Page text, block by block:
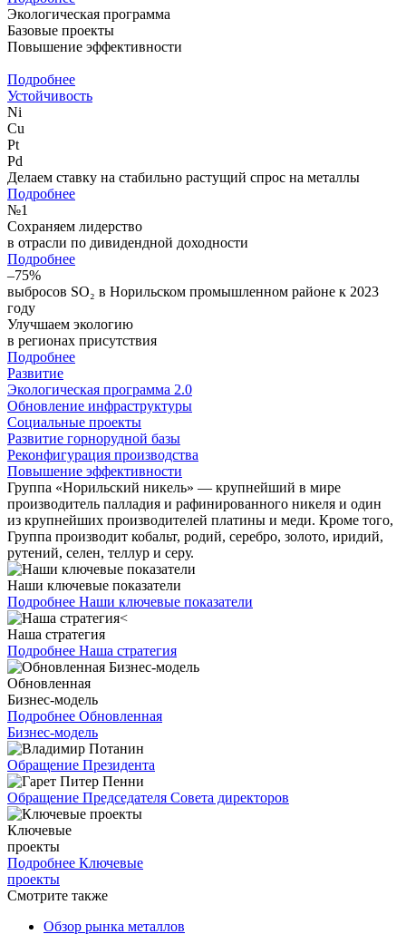
Экологическая программа
Базовые проекты
Повышение эффективности
Подробнее
Устойчивость
Ni
Cu
Pt
Pd
Делаем ставку на стабильно растущий спрос на металлы
Подробнее
№1
Сохраняем лидерство
в отрасли по дивидендной доходности
Подробнее
–75%
выбросов SO₂ в Норильском промышленном районе к 2023
году
Улучшаем экологию
в регионах присутствия
Подробнее
Развитие
Экологическая программа 2.0
Обновление инфраструктуры
Социальные проекты
Развитие горнорудной базы
Реконфигурация производства
Повышение эффективности
Группа «Норильский никель» — крупнейший в мире
производитель палладия и рафинированного никеля и один
из крупнейших производителей платины и меди. Кроме того,
Группа производит кобальт, родий, серебро, золото, иридий,
рутений, селен, теллур и серу.
Наши ключевые показатели
Подробнее Наши ключевые показатели
Наша стратегия
Подробнее Наша стратегия
Обновленная
Бизнес-модель
Подробнее Обновленная
Бизнес-модель
Обращение Президента
Обращение Председателя Совета директоров
Ключевые
проекты
Подробнее Ключевые
проекты
Смотрите также
Обзор рынка металлов